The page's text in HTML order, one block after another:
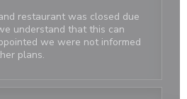
restaurant was closed due
understand that this can
we were not informed
plans.